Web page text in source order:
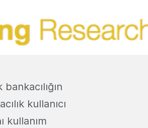
kullanıcı
kullanım